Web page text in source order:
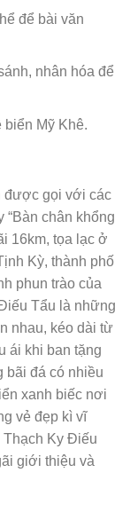
để bài văn
nhân hóa để
biển Mỹ Khê.
được gọi với các
“Bàn chân khổng
16km, tọa lạc ở
Kỳ, thành phố
phun trào của
Tẩu là những
nhau, kéo dài từ
ái khi ban tặng
bãi đá có nhiều
xanh biếc nơi
vẻ đẹp kì vĩ
Ky Điếu
giới thiệu và